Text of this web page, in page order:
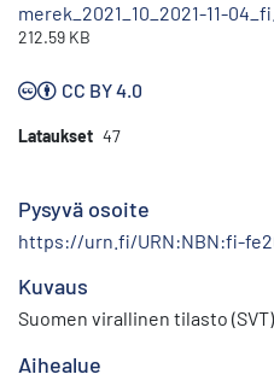
merek_2021_10_2021-11-
212.59 KB
CC BY 4.0
Lataukset 47
Pysyvä osoite
https://urn.fi/URN:NBN:fi-
Kuvaus
Suomen virallinen tilasto (SVT)
Aihealue